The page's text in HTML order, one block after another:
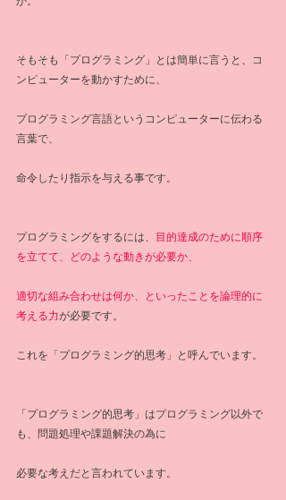
そもそも「プログラミング」とは簡単に言うと、コ
ンピューターを動かすために、
プログラミング言語というコンピューターに伝わる
言葉で、
命令したり指示を与える事です。
プログラミングをするには、 目的達成のために順序
を立てて、どのような動きが必要か、
適切な組み合わせは何か、といったことを論理的に
考える力が必要です。
これを「プログラミング的思考」と呼んでいます。
「プログラミング的思考」はプログラミング以外で
も、問題処理や課題解決の為に
必要な考えだと言われています。